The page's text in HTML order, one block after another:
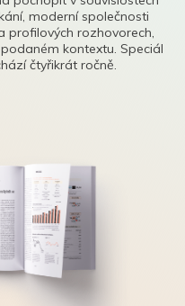
moderní společnosti
profilových rozhovorech,
kontextu. Speciál
čtyřikrát ročně.